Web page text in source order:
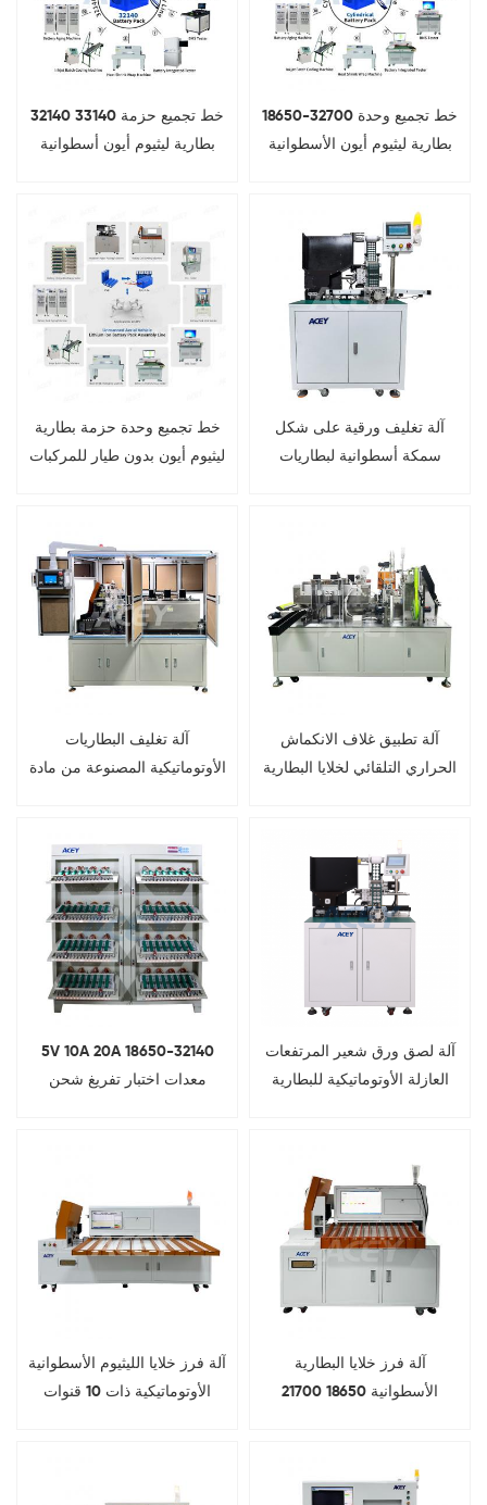
32140 33140 خط تجميع حزمة
بطارية ليثيوم أيون أسطوانية
18650-32700 خط تجميع وحدة
بطارية ليثيوم أيون الأسطوانية
خط تجميع وحدة حزمة بطارية
ليثيوم أيون بدون طيار للمركبات
آلة تغليف ورقية على شكل
سمكة أسطوانية لبطاريات
آلة تغليف البطاريات
الأوتوماتيكية المصنوعة من مادة
آلة تطبيق غلاف الانكماش
الحراري التلقائي لخلايا البطارية
5V 10A 20A 18650-32140
معدات اختبار تفريغ شحن
آلة لصق ورق شعير المرتفعات
العازلة الأوتوماتيكية للبطارية
آلة فرز خلايا الليثيوم الأسطوانية
الأوتوماتيكية ذات 10 قنوات
آلة فرز خلايا البطارية
الأسطوانية 18650 21700